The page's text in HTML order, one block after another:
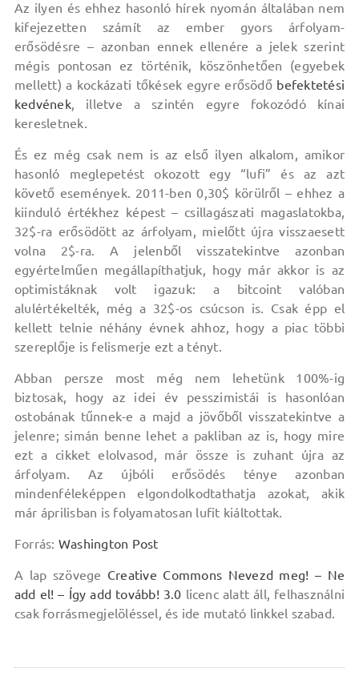
Az ilyen és ehhez hasonló hírek nyomán általában nem
kifejezetten számít az ember gyors árfolyam-
erősödésre – azonban ennek ellenére a jelek szerint
mégis pontosan ez történik, köszönhetően (egyebek
mellett) a kockázati tőkések egyre erősödő befektetési
kedvének, illetve a szintén egyre fokozódó kínai
keresletnek.
És ez még csak nem is az első ilyen alkalom, amikor
hasonló meglepetést okozott egy “lufi” és az azt
követő események. 2011-ben 0,30$ körülről – ehhez a
kiinduló értékhez képest – csillagászati magaslatokba,
32$-ra erősödött az árfolyam, mielőtt újra visszaesett
volna 2$-ra. A jelenből visszatekintve azonban
egyértelműen megállapíthatjuk, hogy már akkor is az
optimistáknak volt igazuk: a bitcoint valóban
alulértékelték, még a 32$-os csúcson is. Csak épp el
kellett telnie néhány évnek ahhoz, hogy a piac többi
szereplője is felismerje ezt a tényt.
Abban persze most még nem lehetünk 100%-ig
biztosak, hogy az idei év pesszimistái is hasonlóan
ostobának tűnnek-e a majd a jövőből visszatekintve a
jelenre; simán benne lehet a pakliban az is, hogy mire
ezt a cikket elolvasod, már össze is zuhant újra az
árfolyam. Az újbóli erősödés ténye azonban
mindenféleképpen elgondolkodtathatja azokat, akik
már áprilisban is folyamatosan lufit kiáltottak.
Forrás: Washington Post
A lap szövege Creative Commons Nevezd meg! – Ne
add el! – Így add tovább! 3.0 licenc alatt áll, felhasználni
csak forrásmegjelöléssel, és ide mutató linkkel szabad.